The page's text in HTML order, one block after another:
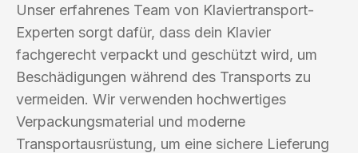
Unser erfahrenes Team von Klaviertransport-
Experten sorgt dafür, dass dein Klavier
fachgerecht verpackt und geschützt wird, um
Beschädigungen während des Transports zu
vermeiden. Wir verwenden hochwertiges
Verpackungsmaterial und moderne
Transportausrüstung, um eine sichere Lieferung